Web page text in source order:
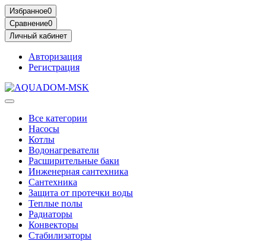
Избранное0
Сравнение0
Личный кабинет
Авторизация
Регистрация
Все категории
Насосы
Котлы
Водонагреватели
Расширительные баки
Инженерная сантехника
Сантехника
Защита от протечки воды
Теплые полы
Радиаторы
Конвекторы
Стабилизаторы